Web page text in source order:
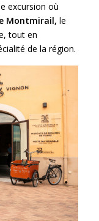
excursion où
Montmirail, le
tout en
de la région.